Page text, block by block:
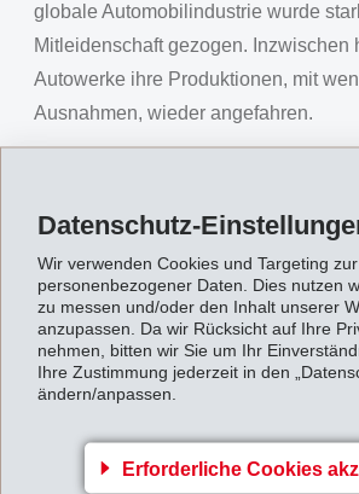
Datenschutz-
Wir verwenden Cookies und Targeting
personenbezogener Daten. Dies nutzen
zu messen und/oder den Inhalt unserer
anzupassen. Da wir Rücksicht auf Ihre
nehmen, bitten wir Sie um Ihr
Ihre Zustimmung jederzeit in den
ändern/anpassen.
Erforderliche Cookies
globale Automobilindustrie wurde
Mitleidenschaft gezogen. Inzwischen
Autowerke ihre Produktionen, mit
Ausnahmen, wieder angefahren.
(EBIT)von CHF 227 Mio. (316)
EBIT-Marge 26.8% (27.4%) vom
Ein betrieblicher Cash Flow
Mio. (345) wurde erwirtschaftet und
betrug 30.0% (29.9%).
DasFinanzergebnis
Nettogewinnfür das 1. Halbjahr
CHF 192 Mio. (266).